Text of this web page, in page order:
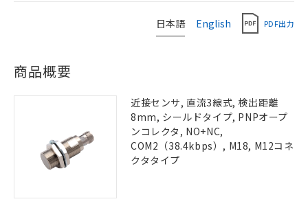
日本語 English PDF出力
商品概要
近接センサ, 直流3線式, 検出距離
8mm, シールドタイプ, PNPオープ
ンコレクタ, NO+NC,
COM2（38.4kbps）, M18, M12コネ
クタタイプ